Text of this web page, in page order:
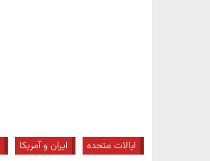
ایالات متحده ایران و آمریکا